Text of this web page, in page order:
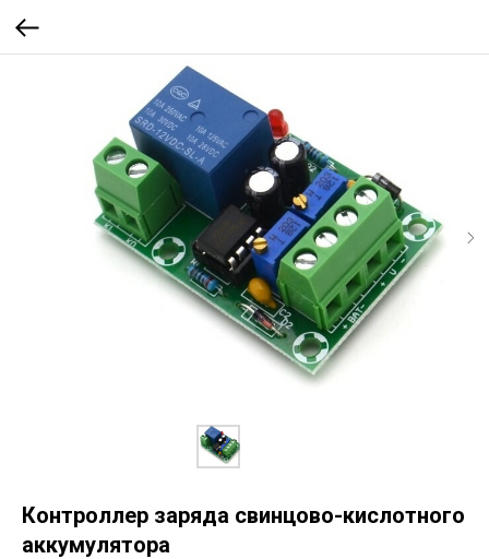
Контроллер заряда свинцово-кислотного
аккумулятора